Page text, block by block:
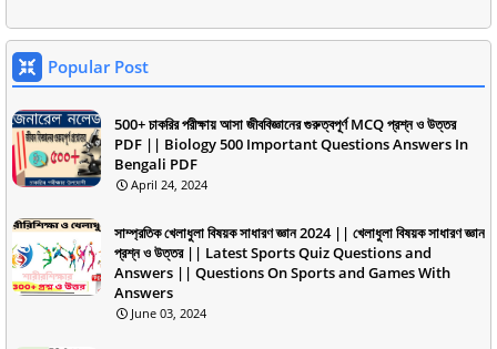
Popular Post
500+ চাকরির পরীক্ষায় আসা জীববিজ্ঞানের গুরুত্বপূর্ণ MCQ প্রশ্ন ও উত্তর
PDF || Biology 500 Important Questions Answers In
Bengali PDF
April 24, 2024
সাম্প্রতিক খেলাধুলা বিষয়ক সাধারণ জ্ঞান 2024 || খেলাধুলা বিষয়ক সাধারণ জ্ঞান
প্রশ্ন ও উত্তর || Latest Sports Quiz Questions and
Answers || Questions On Sports and Games With
Answers
June 03, 2024